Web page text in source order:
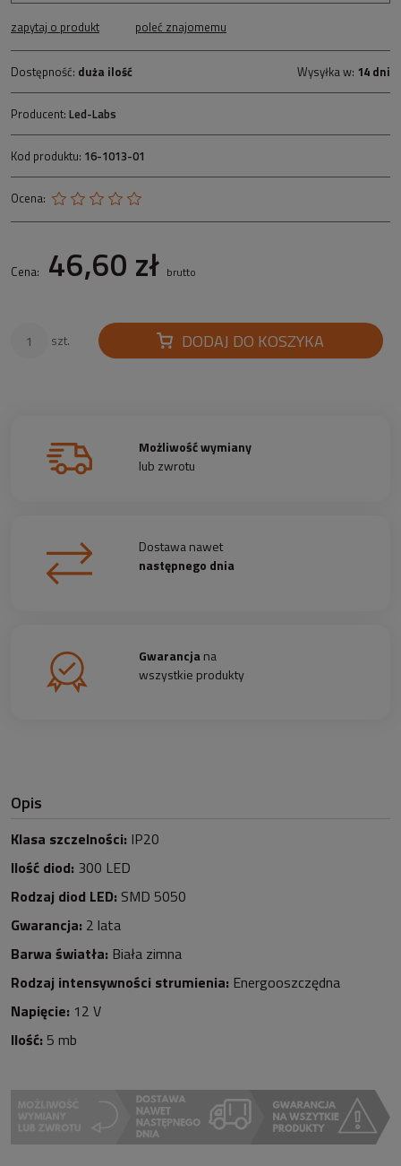
zapytaj o produkt poleć znajomemu
Dostępność: duża ilość Wysyłka w: 14 dni
Producent: Led-Labs
Kod produktu: 16-1013-01
Ocena:
Cena: 46,60 zł brutto
szt. DODAJ DO KOSZYKA
Możliwość wymiany
lub zwrotu
Dostawa nawet
następnego dnia
Gwarancjana
wszystkie produkty
Opis
Klasa szczelności: IP20
Ilość diod: 300 LED
Rodzaj diod LED: SMD 5050
Gwarancja: 2 lata
Barwa światła: Biała zimna
Rodzaj intensywności strumienia: Energooszczędna
Napięcie: 12 V
Ilość: 5 mb